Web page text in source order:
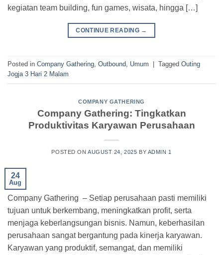
kegiatan team building, fun games, wisata, hingga […]
CONTINUE READING →
Posted in Company Gathering, Outbound, Umum Tagged Outing
Jogja 3 Hari 2 Malam
COMPANY GATHERING
Company Gathering: Tingkatkan
Produktivitas Karyawan Perusahaan
POSTED ONAUGUST 24, 2025 BY ADMIN 1
24
Aug
Company Gathering – Setiap perusahaan pasti memiliki
tujuan untuk berkembang, meningkatkan profit, serta
menjaga keberlangsungan bisnis. Namun, keberhasilan
perusahaan sangat bergantung pada kinerja karyawan.
Karyawan yang produktif, semangat, dan memiliki